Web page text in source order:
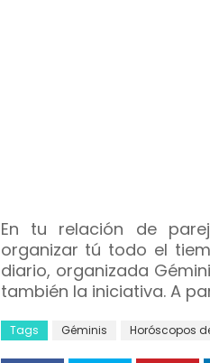
En tu relación de
organizar tú todo el
diario, organizada
también la iniciativa. A
Tags Géminis Horóscopos